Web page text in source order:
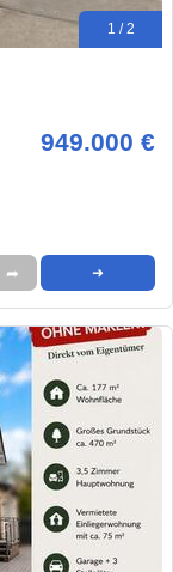
1 / 2
949.000 €
➦ ➜